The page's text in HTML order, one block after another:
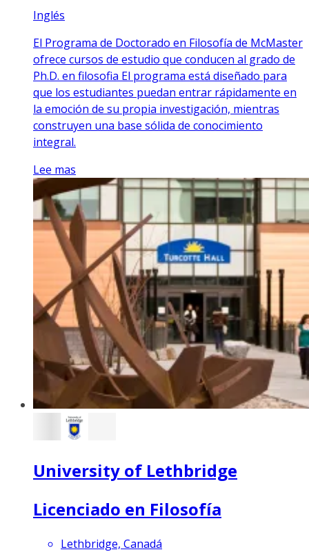
Inglés
El Programa de Doctorado en Filosofía de McMaster
ofrece cursos de estudio que conducen al grado de
Ph.D. en filosofia El programa está diseñado para
que los estudiantes puedan entrar rápidamente en
la emoción de su propia investigación, mientras
construyen una base sólida de conocimiento
integral.
Lee mas
University of Lethbridge
Licenciado en Filosofía
Lethbridge, Canadá